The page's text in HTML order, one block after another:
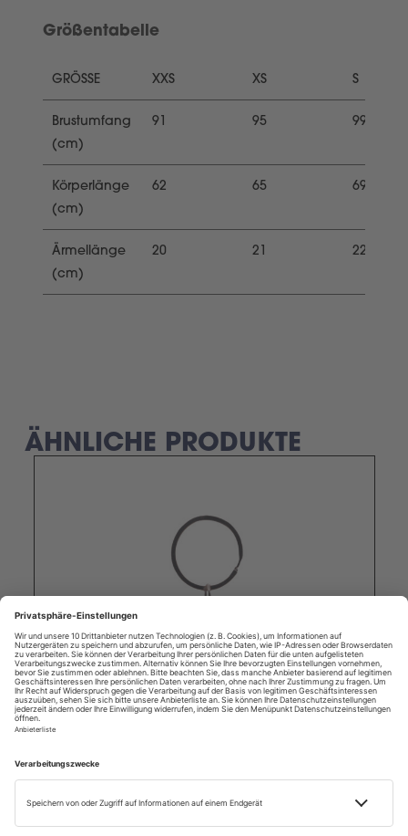
Größentabelle
GRÖSSE XXS XS S
Brustumfang
(cm)
91 95 99
Körperlänge
(cm)
62 65 69
Ärmellänge
(cm)
20 21 22,5
ÄHNLICHE PRODUKTE